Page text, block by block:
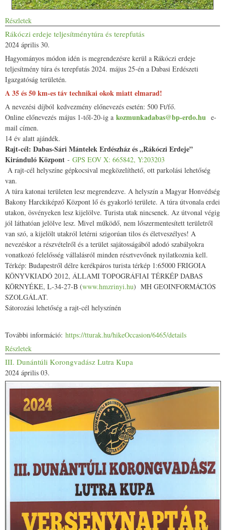
Részletek
Rákóczi erdeje teljesítménytúra és terepfutás
2024 április 30.
Hagyományos módon idén is megrendezésre kerül a Rákóczi erdeje
teljesítmény túra és terepfutás 2024. május 25-én a Dabasi Erdészeti
Igazgatóság területén.
A 35 és 50 km-es táv technikai okok miatt elmarad!
A nevezési díjból kedvezmény előnevezés esetén: 500 Ft/fő.
Online előnevezés május 1-től-20-ig a kozmunkadabas@bp-erdo.hu e-
mail címen.
14 év alatt ajándék.
Rajt-cél: Dabas-Sári Mántelek Erdészház és „Rákóczi Erdeje”
Kiránduló Központ - GPS EOV X: 665842, Y:203203
A rajt-cél helyszíne gépkocsival megközelíthető, ott parkolási lehetőség
van.
A túra katonai területen lesz megrendezve. A helyszín a Magyar Honvédség
Bakony Harckiképző Központ lő és gyakorló területe. A túra útvonala erdei
utakon, ösvényeken lesz kijelölve. Turista utak nincsenek. Az útvonal végig
jól láthatóan jelölve lesz. Mivel működő, nem lőszermentesített területről
van szó, a kijelölt utakról letérni szigorúan tilos és életveszélyes! A
nevezéskor a részvételről és a terület sajátosságából adodó szabályokra
vonatkozó felelősség vállalásról minden résztvevőnek nyilatkoznia kell.
Térkép: Budapestről délre kerékpáros turista térkép 1:65000 FRIGOIA
KÖNYVKIADÓ 2012, ÁLLAMI TOPOGRÁFIAI TÉRKÉP DABAS
KÖRNYÉKE, L-34-27-B (www.hmzrinyi.hu) MH GEOINFORMÁCIÓS
SZOLGÁLAT.
Sátorozási lehetőség a rajt-cél helyszínén
További információ: https://tturak.hu/hikeOccasion/6465/details
Részletek
III. Dunántúli Korongvadász Lutra Kupa
2024 április 03.